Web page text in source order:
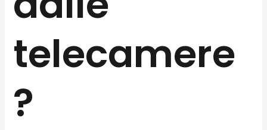
telecamere
?